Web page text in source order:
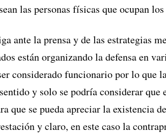
las personas físicas que ocupan
ante la prensa y de las estrategias
están organizando la defensa en
considerado funcionario por lo que
y solo se podría considerar que
que se pueda apreciar la existencia
y claro, en este caso la